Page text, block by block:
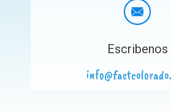
Escribenos